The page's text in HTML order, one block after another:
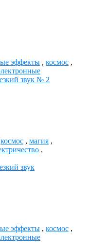
эффекты , космос ,
звук № 2
космос , магия ,
,
звук
эффекты , космос ,